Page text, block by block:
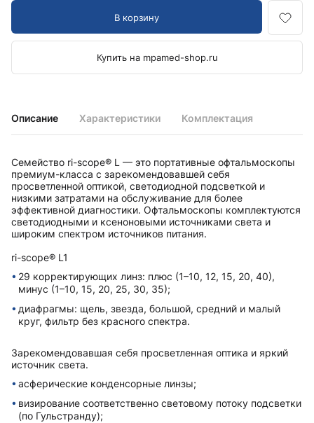
Описание Характеристики Комплектация
Семейство ri-scope® L — это портативные офтальмоскопы
премиум-класса с зарекомендовавшей себя
просветленной оптикой, светодиодной подсветкой и
низкими затратами на обслуживание для более
эффективной диагностики. Офтальмоскопы комплектуются
светодиодными и ксеноновыми источниками света и
широким спектром источников питания.
ri-scope® L1
29 корректирующих линз: плюс (1–10, 12, 15, 20, 40),
минус (1–10, 15, 20, 25, 30, 35);
диафрагмы: щель, звезда, большой, средний и малый
круг, фильтр без красного спектра.
Зарекомендовавшая себя просветленная оптика и яркий
источник света.
асферические конденсорные линзы;
визирование соответственно световому потоку подсветки
(по Гульстранду);
В корзину
Купить на mpamed-shop.ru